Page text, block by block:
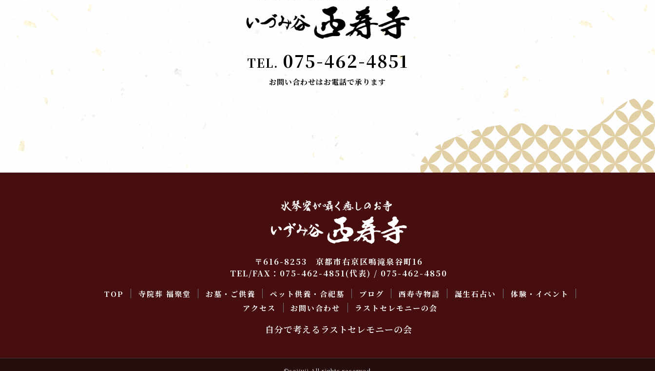
TEL. 075-462-4851
お問い合わせはお電話で承ります
〒616-8253 京都市右京区鳴滝泉谷町16
TEL/FAX： 075-462-4851(代表) / 075-462-4850
TOP 寺院葬 福聚堂 お墓・ご供養 ペット供養・合祀墓 ブログ 西寿寺物語 誕生石占い
体験・イベント
アクセス
お問い合わせ ラストセレモニーの会
自分で考えるラストセレモニーの会